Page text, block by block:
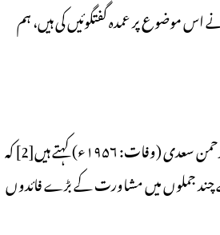
اس موضوع پر عمدہ گفتگوئیں کی ہیں، ہم
مشاورت کے فائدے بتائے جائیں گے تو لوگوں کی اس کی طرف رغبت بڑھے گی۔ شیخ عبدالرحمن سعدی (وفات: ۱۹۵۶ء) کہتے ہیں[2] کہ
چند جملوں میں مشاورت کے بڑے فائدوں